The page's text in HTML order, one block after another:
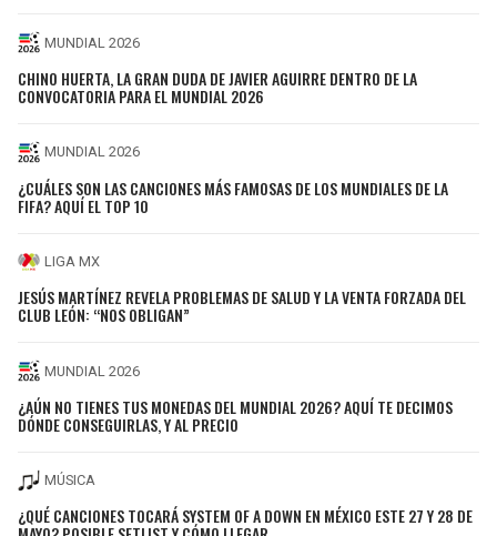
MUNDIAL 2026
CHINO HUERTA, LA GRAN DUDA DE JAVIER AGUIRRE DENTRO DE LA
CONVOCATORIA PARA EL MUNDIAL 2026
MUNDIAL 2026
¿CUÁLES SON LAS CANCIONES MÁS FAMOSAS DE LOS MUNDIALES DE LA
FIFA? AQUÍ EL TOP 10
LIGA MX
JESÚS MARTÍNEZ REVELA PROBLEMAS DE SALUD Y LA VENTA FORZADA DEL
CLUB LEÓN: “NOS OBLIGAN”
MUNDIAL 2026
¿AÚN NO TIENES TUS MONEDAS DEL MUNDIAL 2026? AQUÍ TE DECIMOS
DÓNDE CONSEGUIRLAS, Y AL PRECIO
MÚSICA
¿QUÉ CANCIONES TOCARÁ SYSTEM OF A DOWN EN MÉXICO ESTE 27 Y 28 DE